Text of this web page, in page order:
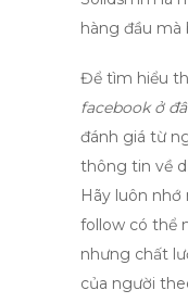
hàng đầu mà
Để tìm hiểu
facebook ở
đánh giá từ
thông tin về
Hãy luôn nhớ
follow có thể
nhưng chất
của người